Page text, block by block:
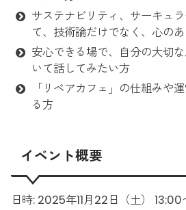
サステナビリティ、サーキュ
て、技術論だけでなく、心の
安心できる場で、自分の大切
いて話してみたい方
「リペアカフェ」の仕組みや
る方
イベント概要
日時: 2025年11月22日（土） 13:00